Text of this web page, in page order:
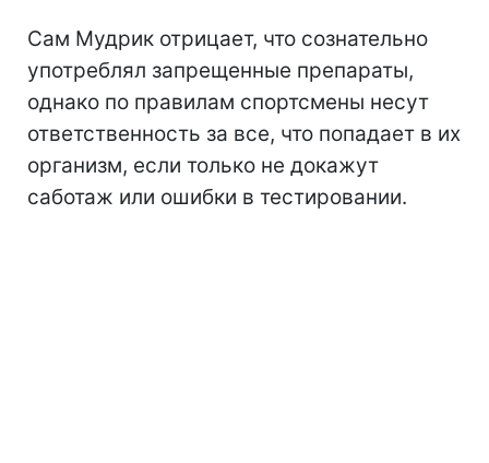
Сам Мудрик отрицает, что сознательно
употреблял запрещенные препараты,
однако по правилам спортсмены несут
ответственность за все, что попадает в их
организм, если только не докажут
саботаж или ошибки в тестировании.